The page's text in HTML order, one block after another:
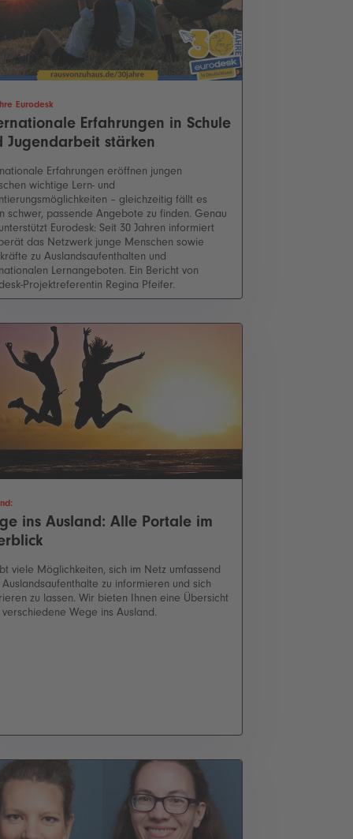
Eurodesk
Erfahrungen in Schule
Jugendarbeit stärken
Erfahrungen eröffnen jungen
wichtige Lern- und
– gleichzeitig fällt es
schwer, passende Angebote zu finden. Genau
Eurodesk: Seit 30 Jahren informiert
das Netzwerk junge Menschen sowie
zu Auslandsaufenthalten und
Lernangeboten. Ein Bericht von
Projektreferentin Regina Pfeifer.
ins Ausland: Alle Portale im
viele Möglichkeiten, sich im Netz umfassend
zu informieren und sich
zu lassen. Wir bieten Ihnen eine Übersicht
Wege ins Ausland.